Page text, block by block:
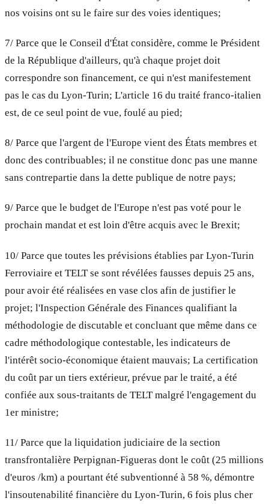
nos voisins ont su le faire sur des voies identiques;
7/ Parce que le Conseil d'État considère, comme le Président
de la République d'ailleurs, qu'à chaque projet doit
correspondre son financement, ce qui n'est manifestement
pas le cas du Lyon-Turin; L'article 16 du traité franco-italien
est, de ce seul point de vue, foulé au pied;
8/ Parce que l'argent de l'Europe vient des États membres et
donc des contribuables; il ne constitue donc pas une manne
sans contrepartie dans la dette publique de notre pays;
9/ Parce que le budget de l'Europe n'est pas voté pour le
prochain mandat et est loin d'être acquis avec le Brexit;
10/ Parce que toutes les prévisions établies par Lyon-Turin
Ferroviaire et TELT se sont révélées fausses depuis 25 ans,
pour avoir été réalisées en vase clos afin de justifier le
projet; l'Inspection Générale des Finances qualifiant la
méthodologie de discutable et concluant que même dans ce
cadre méthodologique contestable, les indicateurs de
l'intérêt socio-économique étaient mauvais; La certification
du coût par un tiers extérieur, prévue par le traité, a été
confiée aux sous-traitants de TELT malgré l'engagement du
1er ministre;
11/ Parce que la liquidation judiciaire de la section
transfrontalière Perpignan-Figueras dont le coût (25 millions
d'euros /km) a pourtant été subventionné à 58 %, démontre
l'insoutenabilité financière du Lyon-Turin, 6 fois plus cher